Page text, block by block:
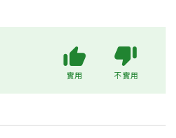
實用 不實用